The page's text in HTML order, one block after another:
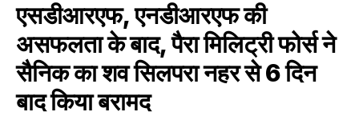
एसडीआरएफ, एनडीआरएफ की
असफलता के बाद, पैरा मिलिट्री फोर्स ने
सैनिक का शव सिलपरा नहर से 6 दिन
बाद किया बरामद